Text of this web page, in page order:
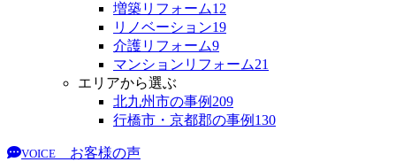
増築リフォーム12
リノベーション19
介護リフォーム9
マンションリフォーム21
エリアから選ぶ
北九州市の事例 209
行橋市・京都郡の事例 130
VOICE
お客様の声